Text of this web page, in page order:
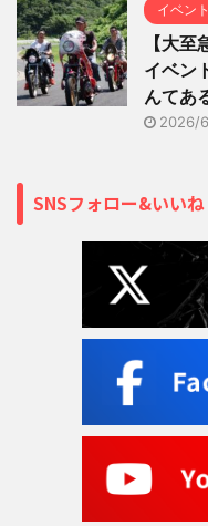
イベン
【大
イベン
んてあ
2026/
SNSフォロー&いい